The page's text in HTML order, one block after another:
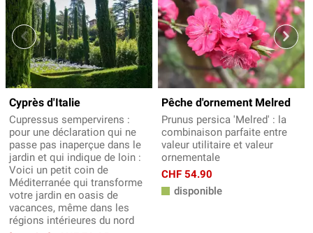
Cyprès d'Italie
Cupressus sempervirens :
pour une déclaration qui ne
passe pas inaperçue dans le
jardin et qui indique de loin :
Voici un petit coin de
Méditerranée qui transforme
votre jardin en oasis de
vacances, même dans les
régions intérieures du nord
Pêche d'ornement Melred
Prunus persica 'Melred' : la
combinaison parfaite entre
valeur utilitaire et valeur
ornementale
CHF 54.90
disponible